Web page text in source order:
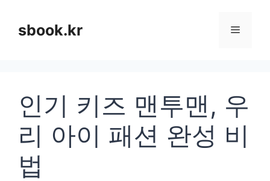
sbook.kr 메
인기 키즈 맨투맨, 우
리 아이 패션 완성 비
법